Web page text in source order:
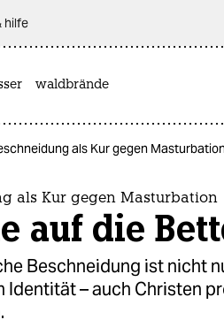
hilfe
waldbrände
als Kur gegen
als Kur gegen Masturbation
auf die
Beschneidung ist nicht
Identität – auch Christen